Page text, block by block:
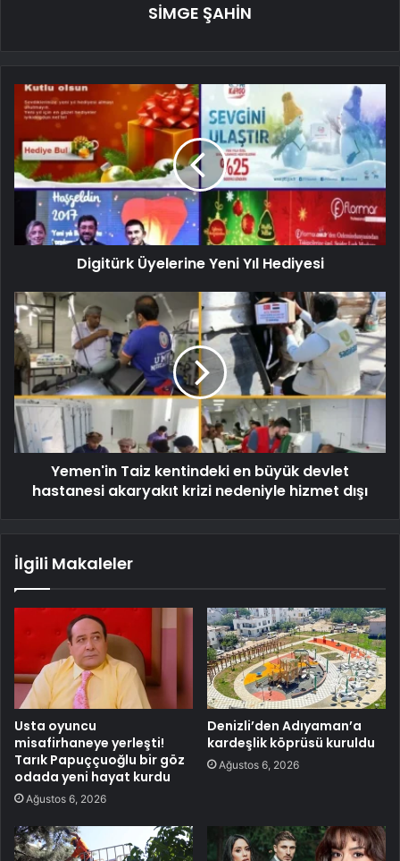
SİMGE ŞAHİN
Digitürk Üyelerine Yeni Yıl Hediyesi
Yemen'in Taiz kentindeki en büyük devlet
hastanesi akaryakıt krizi nedeniyle hizmet dışı
İlgili Makaleler
Usta oyuncu
misafirhaneye yerleşti!
Tarık Papuççuoğlu bir göz
odada yeni hayat kurdu
Ağustos 6, 2026
Denizli’den Adıyaman’a
kardeşlik köprüsü kuruldu
Ağustos 6, 2026